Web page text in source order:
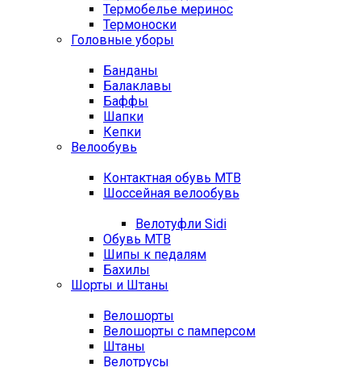
Термобелье меринос
Термоноски
Головные уборы
Банданы
Балаклавы
Баффы
Шапки
Кепки
Велообувь
Контактная обувь MTB
Шоссейная велообувь
Велотуфли Sidi
Обувь MTB
Шипы к педалям
Бахилы
Шорты и Штаны
Велошорты
Велошорты с памперсом
Штаны
Велотрусы